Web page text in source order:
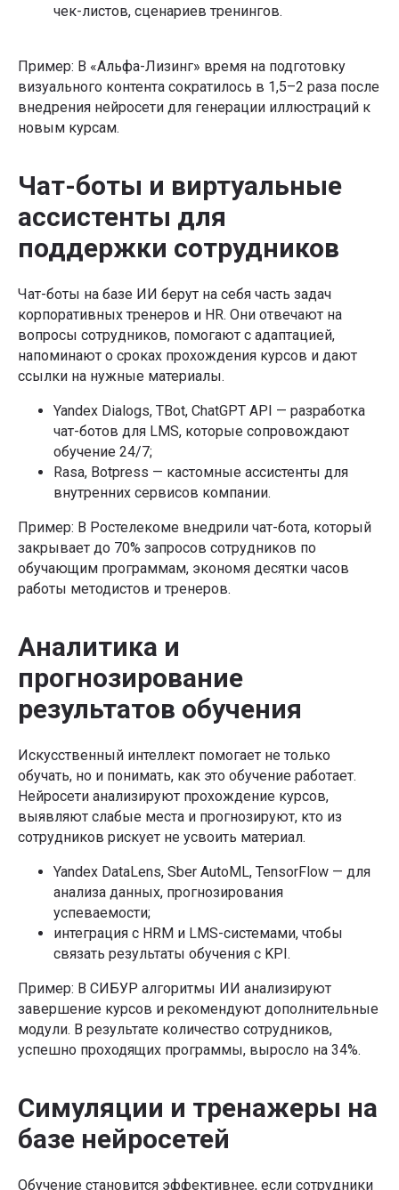
чек-листов, сценариев тренингов.
Пример: В «Альфа-Лизинг» время на подготовку
визуального контента сократилось в 1,5–2 раза после
внедрения нейросети для генерации иллюстраций к
новым курсам.
Чат-боты и виртуальные
ассистенты для
поддержки сотрудников
Чат-боты на базе ИИ берут на себя часть задач
корпоративных тренеров и HR. Они отвечают на
вопросы сотрудников, помогают с адаптацией,
напоминают о сроках прохождения курсов и дают
ссылки на нужные материалы.
Yandex Dialogs, TBot, ChatGPT API — разработка
чат-ботов для LMS, которые сопровождают
обучение 24/7;
Rasa, Botpress — кастомные ассистенты для
внутренних сервисов компании.
Пример: В Ростелекоме внедрили чат-бота, который
закрывает до 70% запросов сотрудников по
обучающим программам, экономя десятки часов
работы методистов и тренеров.
Аналитика и
прогнозирование
результатов обучения
Искусственный интеллект помогает не только
обучать, но и понимать, как это обучение работает.
Нейросети анализируют прохождение курсов,
выявляют слабые места и прогнозируют, кто из
сотрудников рискует не усвоить материал.
Yandex DataLens, Sber AutoML, TensorFlow — для
анализа данных, прогнозирования
успеваемости;
интеграция с HRM и LMS-системами, чтобы
связать результаты обучения с KPI.
Пример: В СИБУР алгоритмы ИИ анализируют
завершение курсов и рекомендуют дополнительные
модули. В результате количество сотрудников,
успешно проходящих программы, выросло на 34%.
Симуляции и тренажеры на
базе нейросетей
Обучение становится эффективнее, если сотрудники